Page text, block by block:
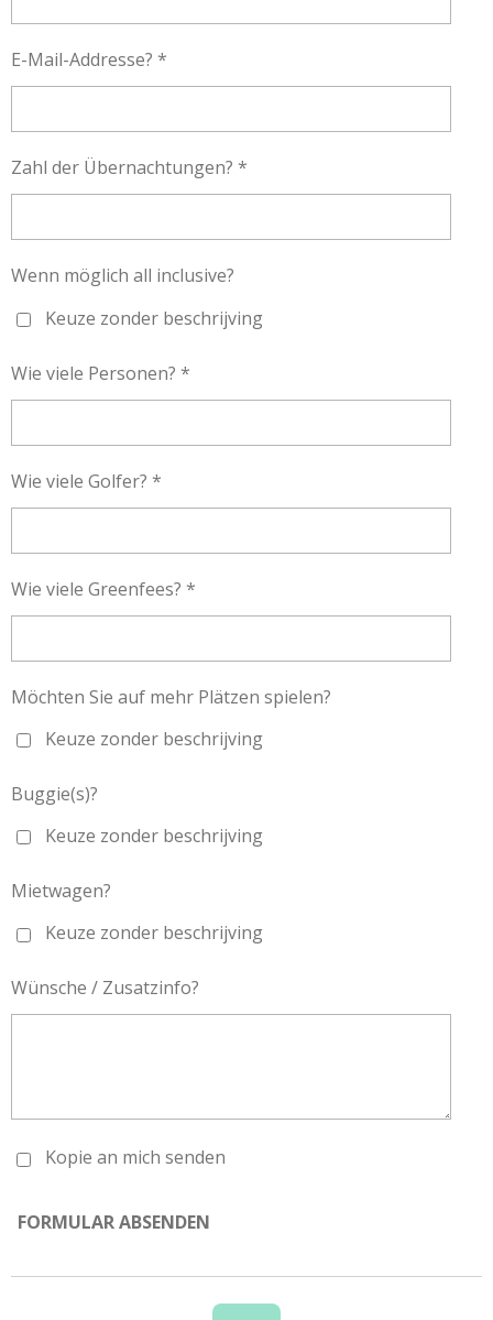
E-Mail-Addresse? *
Zahl der Übernachtungen? *
Wenn möglich all inclusive?
Keuze zonder beschrijving
Wie viele Personen? *
Wie viele Golfer? *
Wie viele Greenfees? *
Möchten Sie auf mehr Plätzen spielen?
Keuze zonder beschrijving
Buggie(s)?
Keuze zonder beschrijving
Mietwagen?
Keuze zonder beschrijving
Wünsche / Zusatzinfo?
Kopie an mich senden
FORMULAR ABSENDEN